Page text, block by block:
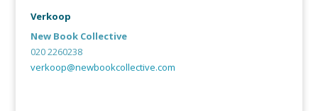
Verkoop
New Book Collective
020 2260238
verkoop@newbookcollective.com